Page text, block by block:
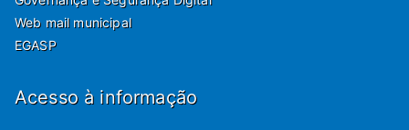
Web mail municipal
EGASP
Acesso à informação